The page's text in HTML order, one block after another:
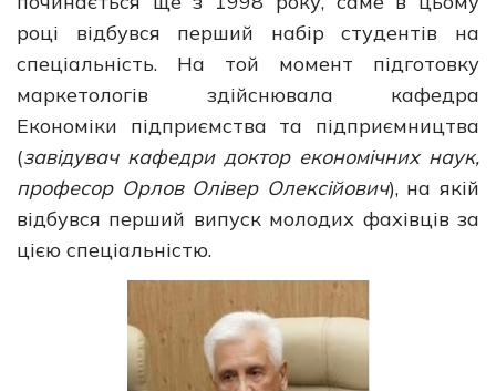
році відбувся перший набір студентів на
спеціальність. На той момент підготовку
маркетологів здійснювала кафедра
Економіки підприємства та підприємництва
(завідувач кафедри доктор економічних наук,
професор Орлов Олівер Олексійович), на якій
відбувся перший випуск молодих фахівців за
цією спеціальністю.